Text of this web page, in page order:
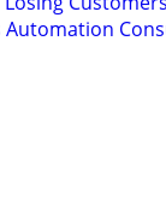
Automation